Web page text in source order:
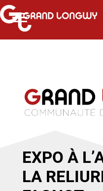
EXPO À
LA